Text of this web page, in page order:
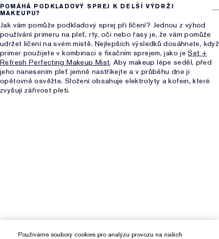
POMÁHÁ PODKLADOVÝ SPREJ K DELŠÍ VÝDRŽI
MAKEUPU?
Jak vám pomůže podkladový sprej při líčení? Jednou z výhod
používání primeru na pleť, rty, oči nebo řasy je, že vám pomůže
udržet líčení na svém místě. Nejlepších výsledků dosáhnete, když
primer použijete v kombinaci s fixačním sprejem, jako jeSet +
Refresh Perfecting Makeup Mist. Aby makeup lépe seděl, před
jeho nanesením pleť jemně nastříkejte a v průběhu dne ji
opětovně osvěžte. Složení obsahuje elektrolyty a kofein, které
zvyšují zářivost pleti.
Používáme soubory cookies pro analýzu provozu na našich